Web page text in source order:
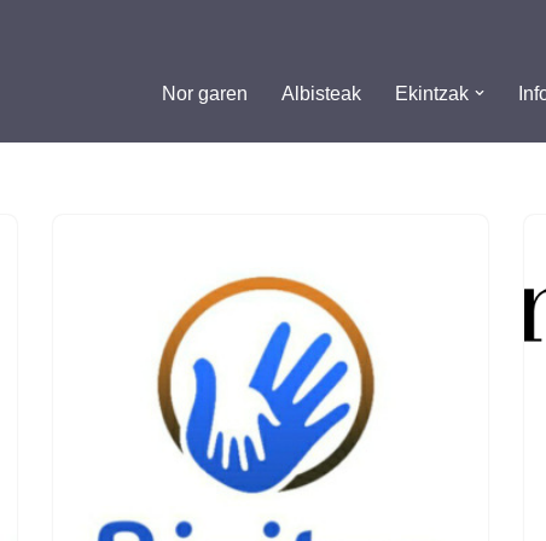
Nor garen Albisteak Ekintzak